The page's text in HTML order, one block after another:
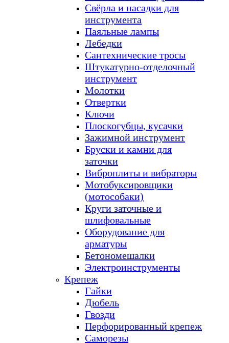
Свёрла и насадки для
инструмента
Паяльные лампы
Лебедки
Сантехнические тросы
Штукатурно-отделочный
инструмент
Молотки
Отвертки
Ключи
Плоскогубцы, кусачки
Зажимной инструмент
Бруски и камни для
заточки
Виброплиты и вибраторы
Мотобуксировщики
(мотособаки)
Круги заточные и
шлифовальные
Оборудование для
арматуры
Бетономешалки
Электроинструменты
Крепеж
Гайки
Дюбель
Гвозди
Перфорированный крепеж
Саморезы